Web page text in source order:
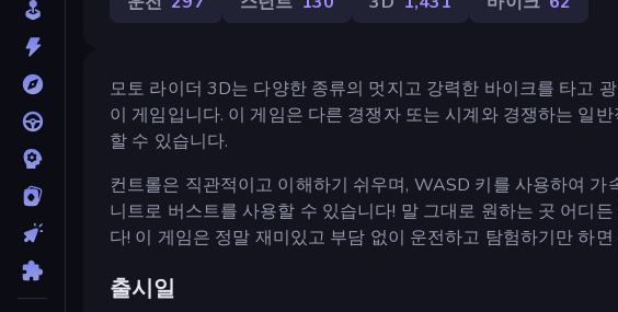
모토 라이더 3D는 다양한 종류의 멋지고 강력한 바이크를 타고
이 게임입니다. 이 게임은 다른 경쟁자 또는 시계와 경쟁하는 일
할 수 있습니다.
컨트롤은 직관적이고 이해하기 쉬우며, WASD 키를 사용하여
니트로 버스트를 사용할 수 있습니다! 말 그대로 원하는 곳 어디
다! 이 게임은 정말 재미있고 부담 없이 운전하고 탐험하기만 하면
출시일